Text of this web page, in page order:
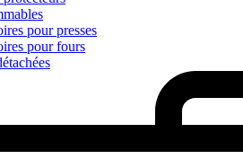
pour presses
pour fours